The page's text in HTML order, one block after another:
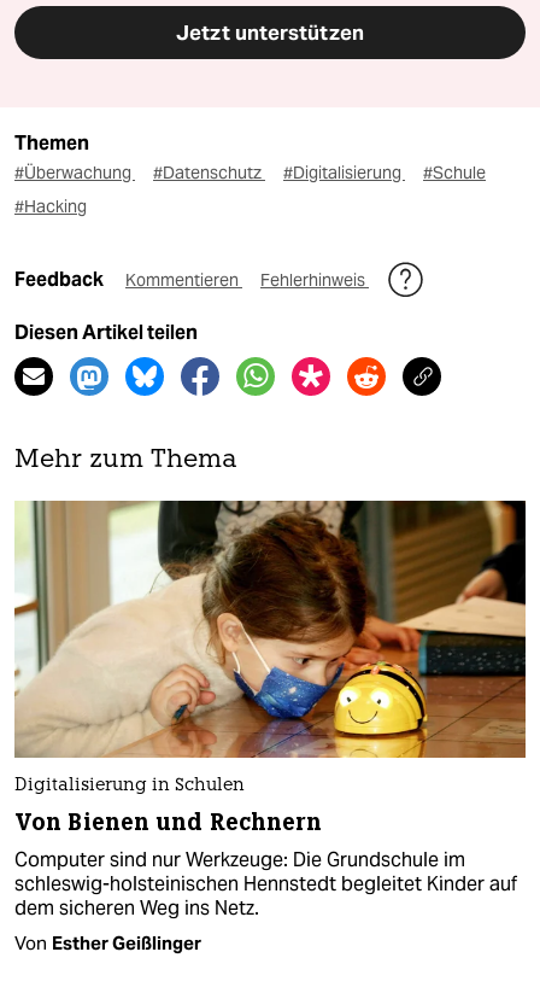
Jetzt unterstützen
Themen
#Überwachung #Datenschutz #Digitalisierung
#Schule
#Hacking
Feedback Kommentieren Fehlerhinweis
Diesen Artikel teilen
Mehr zum Thema
Digitalisierung in Schulen
Von Bienen und Rechnern
Computer sind nur Werkzeuge: Die Grundschule im
schleswig-holsteinischen Hennstedt begleitet Kinder auf
dem sicheren Weg ins Netz.
Von Esther Geißlinger